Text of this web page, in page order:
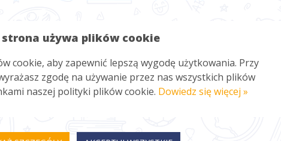
szczególne zainteresowanie jakimś okresem historycznym
na depresję. Chroniczne odrzucenie, brak kolegów,
że każdy jest równy i każdemu trzeba dać szansę.
go szacunku do inności i wsparcia w trudnych
strona używa plików cookie
cookie, aby zapewnić lepszą wygodę użytkowania. Przy
zgodę na używanie przez nas wszystkich plików
naszej polityki plików cookie. Dowiedz się więcej »